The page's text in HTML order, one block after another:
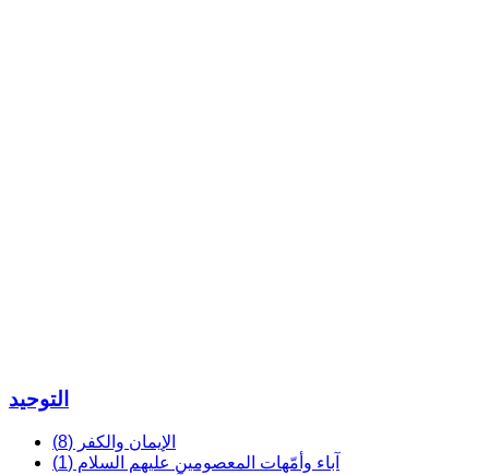
التوحيد
الإيمان والكفر (8)
آباء وأمّهات المعصومين عليهم السلام (1)